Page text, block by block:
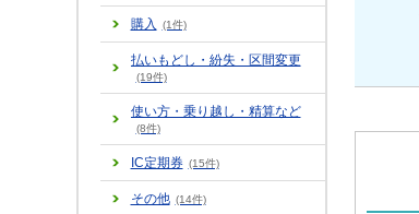
購入 (1件)
払いもどし・紛失・区間変更
(19件)
使い方・乗り越し・精算など
(8件)
IC定期券 (15件)
その他 (14件)